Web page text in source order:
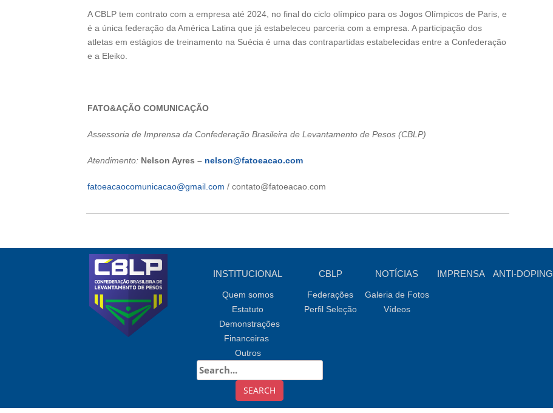
A CBLP tem contrato com a empresa até 2024, no final do ciclo olímpico para os Jogos Olímpicos de Paris, e
é a única federação da América Latina que já estabeleceu parceria com a empresa. A participação dos
atletas em estágios de treinamento na Suécia é uma das contrapartidas estabelecidas entre a Confederação
e a Eleiko.
FATO&AÇÃO COMUNICAÇÃO
Assessoria de Imprensa da Confederação Brasileira de Levantamento de Pesos (CBLP)
Atendimento: Nelson Ayres – nelson@fatoeacao.com
fatoeacaocomunicacao@gmail.com / contato@fatoeacao.com
INSTITUCIONAL
Quem somos
Estatuto
Demonstrações
Financeiras
Outros
CBLP
Federações
Perfil Seleção
NOTÍCIAS
Galeria de Fotos
Vídeos
IMPRENSA ANTI-DOPING